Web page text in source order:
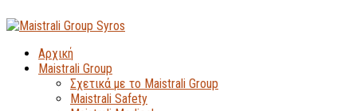
Αρχική
Maistrali Group
Σχετικά με το Maistrali Group
Maistrali Safety